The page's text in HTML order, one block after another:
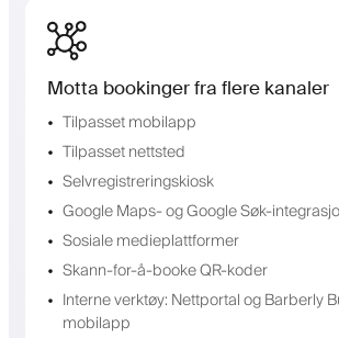
Motta bookinger fra flere kanaler
Tilpasset mobilapp
Tilpasset nettsted
Selvregistreringskiosk
Google Maps- og Google Søk-
Sosiale medieplattformer
Skann-for-å-booke QR-koder
Interne verktøy: Nettportal og Barberly
mobilapp